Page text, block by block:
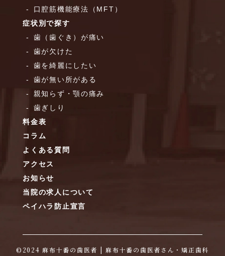
口腔筋機能療法（MFT）
症状別で探す
歯（歯ぐき）が痛い
歯が欠けた
歯を綺麗にしたい
歯が無い所がある
親知らず・顎の痛み
歯ぎしり
料金表
コラム
よくある質問
アクセス
お知らせ
当院の求人について
ペイハラ防止宣言
©︎2024 麻布十番の歯医者 | 麻布十番の歯医者さん・矯正歯科